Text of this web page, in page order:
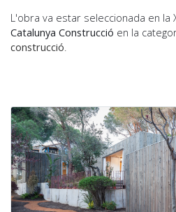
L'obra va estar seleccionada en la
Catalunya Construcció en la
construcció